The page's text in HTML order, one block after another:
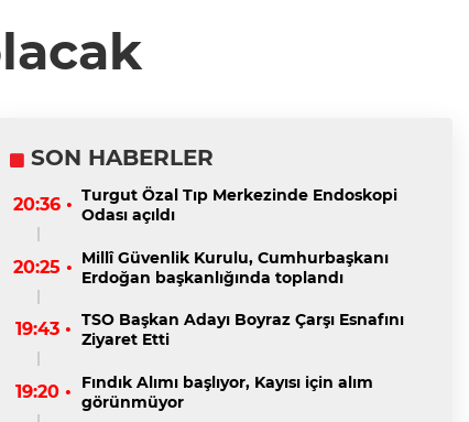
SON HABERLER
20:36 • Turgut Özal Tıp Merkezinde Endoskopi
Odası açıldı
20:25 • Millî Güvenlik Kurulu, Cumhurbaşkanı
Erdoğan başkanlığında toplandı
19:43 • TSO Başkan Adayı Boyraz Çarşı Esnafını
Ziyaret Etti
19:20 •
Fındık Alımı başlıyor, Kayısı için alım
görünmüyor